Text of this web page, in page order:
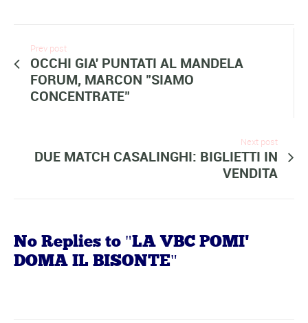
Prev post
OCCHI GIA' PUNTATI AL MANDELA
FORUM, MARCON "SIAMO
CONCENTRATE"
Next post
DUE MATCH CASALINGHI: BIGLIETTI IN
VENDITA
No Replies to "LA VBC POMI'
DOMA IL BISONTE"